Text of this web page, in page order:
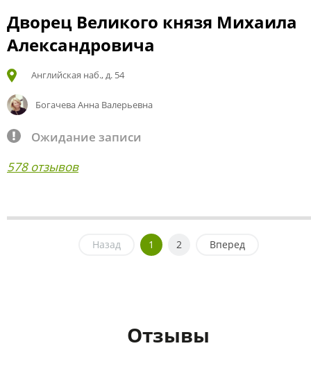
Дворец Великого князя Михаила
Александровича
Английская наб., д. 54
Богачева Анна Валерьевна
Ожидание записи
578 отзывов
Назад 1 2 Вперед
Отзывы